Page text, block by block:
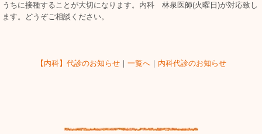
うちに接種することが大切になります。内科 林泉医師(火曜日)が対応致し
ます。どうぞご相談ください。
【内科】代診のお知らせ｜ 一覧へ｜ 内科代診のお知らせ